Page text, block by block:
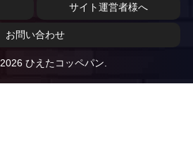
サイト運営者様へ
お問い合わせ
ひえたコッペパン.